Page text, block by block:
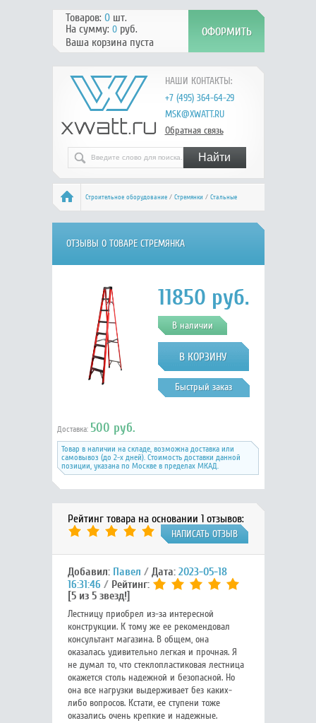
НАШИ КОНТАКТЫ:
+7 (495) 364-64-29
MSK@XWATT.RU
Обратная связь
Товаров: 0шт.
На сумму: 0руб.
Ваша корзина пуста
Строительное оборудование/ Стремянки/ Стальные
односторонние/Алюмет SF 1007/ Отзывы
ОТЗЫВЫ О ТОВАРЕ СТРЕМЯНКА
СТЕКЛОПЛАСТИКОВАЯ С ОРГАНАЙЗЕРОМ 7
СТУПЕНЕЙ, ALUMET SF1007
11850 руб.
В наличии
Быстрый заказ
Доставка: 500 руб.
Товар в наличии на складе, возможна доставка или
самовывоз (до 2-х дней). Стоимость доставки данной
позиции, указана по Москве в пределах МКАД.
Рейтинг товара на основании 1 отзывов:
НАПИСАТЬ ОТЗЫВ
Добавил: Павел Дата: 2023-05-18
16:31:46
Рейтинг:
[5 из 5 звезд!]
Лестницу приобрел из-за интересной
конструкции. К тому же ее рекомендовал
консультант магазина. В общем, она
оказалась удивительно легкая и прочная. Я
не думал то, что стеклопластиковая лестница
окажется столь надежной и безопасной. Но
она все нагрузки выдерживает без каких-
либо вопросов. Кстати, ее ступени тоже
оказались очень крепкие и надежные.